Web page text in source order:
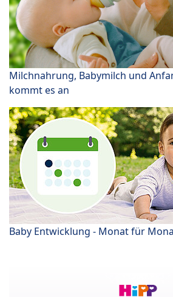
Milchnahrung, Babymilch und
kommt es an
Baby Entwicklung - Monat für